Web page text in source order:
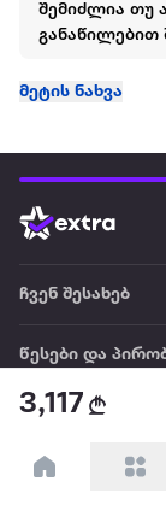
3,117
შემიძლია თუ
განაწილებით
მეტის ნახვა
ჩვენ შესახებ
წესები და
ტრენდული